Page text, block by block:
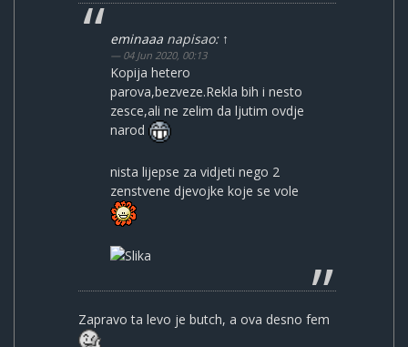
eminaaa napisao: ↑
04 Jun 2020, 00:13
Kopija hetero
parova,bezveze.Rekla bih i nesto
zesce,ali ne zelim da ljutim ovdje
narod
nista lijepse za vidjeti nego 2
zenstvene djevojke koje se vole
Zapravo ta levo je butch, a ova desno fem